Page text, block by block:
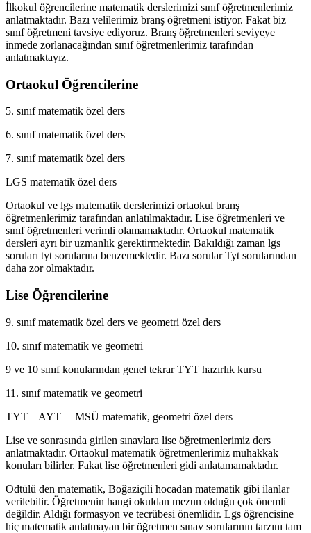
İlkokul öğrencilerine matematik derslerimizi sınıf öğretmenlerimiz
anlatmaktadır. Bazı velilerimiz branş öğretmeni istiyor. Fakat biz
sınıf öğretmeni tavsiye ediyoruz. Branş öğretmenleri seviyeye
inmede zorlanacağından sınıf öğretmenlerimiz tarafından
anlatmaktayız.
Ortaokul Öğrencilerine
5. sınıf matematik özel ders
6. sınıf matematik özel ders
7. sınıf matematik özel ders
LGS matematik özel ders
Ortaokul ve lgs matematik derslerimizi ortaokul branş
öğretmenlerimiz tarafından anlatılmaktadır. Lise öğretmenleri ve
sınıf öğretmenleri verimli olamamaktadır. Ortaokul matematik
dersleri ayrı bir uzmanlık gerektirmektedir. Bakıldığı zaman lgs
soruları tyt sorularına benzemektedir. Bazı sorular Tyt sorularından
daha zor olmaktadır.
Lise Öğrencilerine
9. sınıf matematik özel ders ve geometri özel ders
10. sınıf matematik ve geometri
9 ve 10 sınıf konularından genel tekrar TYT hazırlık kursu
11. sınıf matematik ve geometri
TYT – AYT – MSÜ matematik, geometri özel ders
Lise ve sonrasında girilen sınavlara lise öğretmenlerimiz ders
anlatmaktadır. Ortaokul matematik öğretmenlerimiz muhakkak
konuları bilirler. Fakat lise öğretmenleri gidi anlatamamaktadır.
Odtülü den matematik, Boğaziçili hocadan matematik gibi ilanlar
verilebilir. Öğretmenin hangi okuldan mezun olduğu çok önemli
değildir. Aldığı formasyon ve tecrübesi önemlidir. Lgs öğrencisine
hiç matematik anlatmayan bir öğretmen sınav sorularının tarzını tam